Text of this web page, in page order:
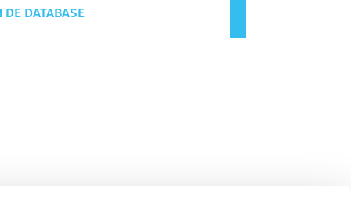
DE DATABASE